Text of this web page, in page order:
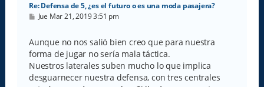
Re: Defensa de 5, ¿es el futuro o es una moda pasajera?
M
s
a
j
e
Jue Mar 21, 2019 3:51 pm
Aunque no nos salió bien creo que para nuestra
forma de jugar no sería mala táctica.
Nuestros laterales suben mucho lo que implica
desguarnecer nuestra defensa, con tres centrales